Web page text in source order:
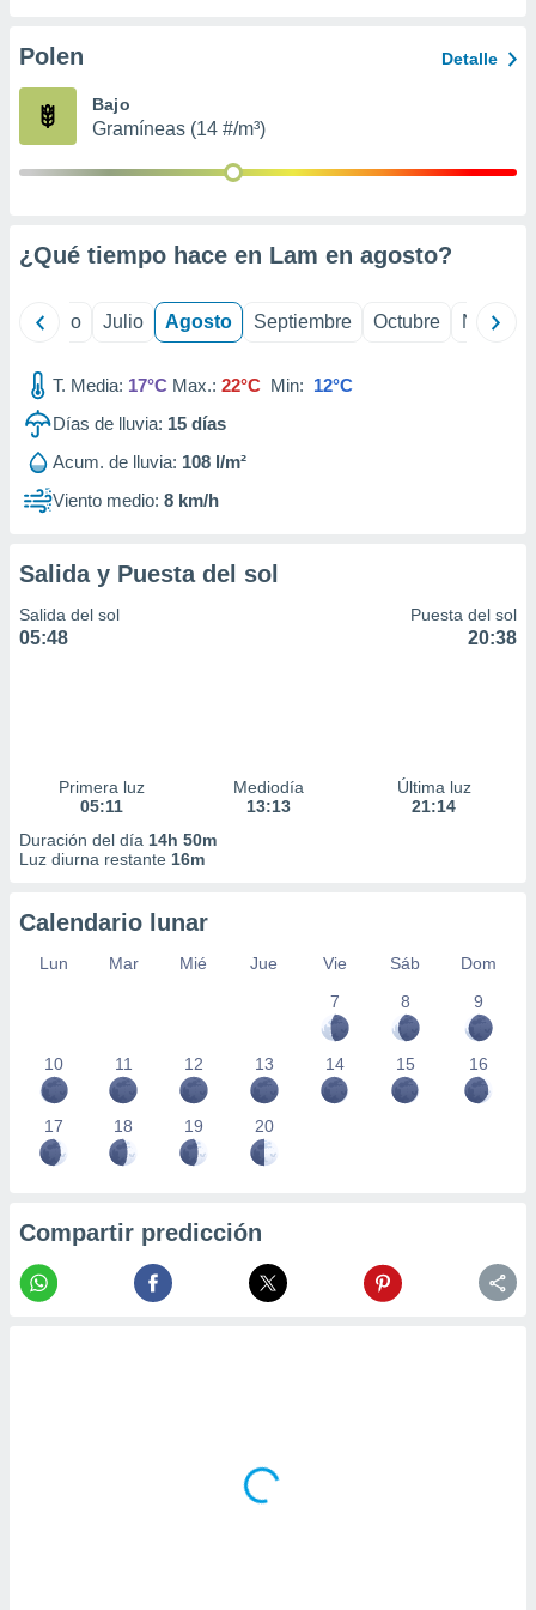
e
mediante
de
Polen Detalle
Bajo
Gramíneas (14 #/m³)
¿Qué tiempo hace en Lam en agosto?
Junio Julio Agosto Septiembre Octubre
T. Media: 17°C Max.: 22°C Min: 12°C
Días de lluvia: 15 días
Acum. de lluvia: 108 l/m²
Viento medio: 8 km/h
Salida y Puesta del sol
Salida del sol
05:48
Puesta del sol
20:38
Primera luz
05:11
Mediodía
13:13
Última luz
21:14
Duración del día 14h 50m
Luz diurna restante 16m
Calendario lunar
Lun Mar Mié Jue Vie Sáb
Dom
7
8 9
10 11 12 13 14 15 16
17 18 19 20
Compartir predicción